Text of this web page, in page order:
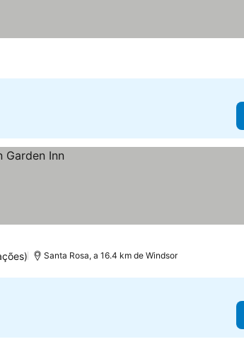
Santa Rosa, a 16.4 km de Windsor